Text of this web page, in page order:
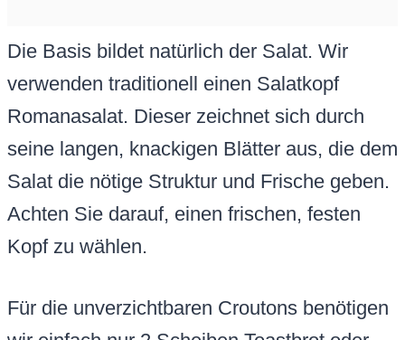
Die Basis bildet natürlich der Salat. Wir
verwenden traditionell einen Salatkopf
Romanasalat. Dieser zeichnet sich durch
seine langen, knackigen Blätter aus, die dem
Salat die nötige Struktur und Frische geben.
Achten Sie darauf, einen frischen, festen
Kopf zu wählen.
Für die unverzichtbaren Croutons benötigen